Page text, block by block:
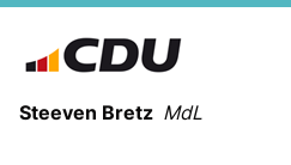
Steeven Bretz MdL